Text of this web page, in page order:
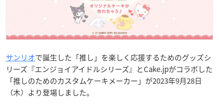
サンリオで誕生した「推し」を楽しく応援するためのグッズシ
リーズ『エンジョイアイドルシリーズ』とCake.jpがコラボした
「推しのためのカスタムケーキメーカー」が2023年9月28日
（木）より登場しました。